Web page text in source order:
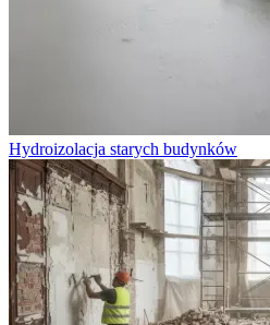
Hydroizolacja starych budynków